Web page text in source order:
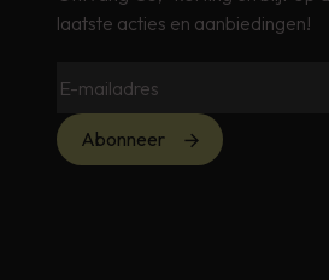
laatste acties en aanbiedingen!
Abonneer